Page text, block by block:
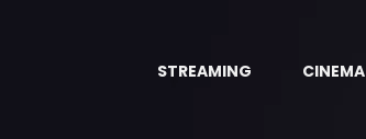
STREAMING CINEMA